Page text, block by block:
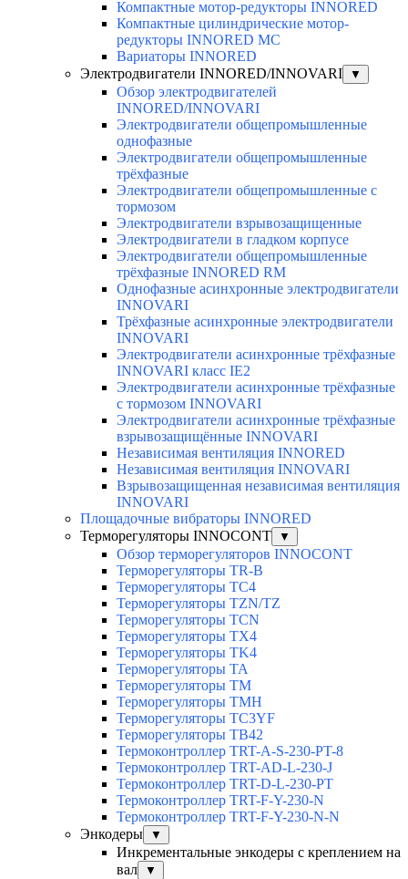
Компактные мотор-редукторы INNORED
Компактные цилиндрические мотор-
редукторы INNORED MC
Вариаторы INNORED
Электродвигатели INNORED/INNOVARI
▼
Обзор электродвигателей
INNORED/INNOVARI
Электродвигатели общепромышленные
однофазные
Электродвигатели общепромышленные
трёхфазные
Электродвигатели общепромышленные с
тормозом
Электродвигатели взрывозащищенные
Электродвигатели в гладком корпусе
Электродвигатели общепромышленные
трёхфазные INNORED RM
Однофазные асинхронные электродвигатели
INNOVARI
Трёхфазные асинхронные электродвигатели
INNOVARI
Электродвигатели асинхронные трёхфазные
INNOVARI класс IE2
Электродвигатели асинхронные трёхфазные
с тормозом INNOVARI
Электродвигатели асинхронные трёхфазные
взрывозащищённые INNOVARI
Независимая вентиляция INNORED
Независимая вентиляция INNOVARI
Взрывозащищенная независимая вентиляция
INNOVARI
Площадочные вибраторы INNORED
Терморегуляторы INNOCONT
▼
Обзор терморегуляторов INNOCONT
Терморегуляторы TR-B
Терморегуляторы TC4
Терморегуляторы TZN/TZ
Терморегуляторы TCN
Терморегуляторы TX4
Терморегуляторы TK4
Терморегуляторы TA
Терморегуляторы TM
Терморегуляторы TMH
Терморегуляторы TC3YF
Терморегуляторы TB42
Термоконтроллер TRT-A-S-230-PT-8
Термоконтроллер TRT-AD-L-230-J
Термоконтроллер TRT-D-L-230-PT
Термоконтроллер TRT-F-Y-230-N
Термоконтроллер TRT-F-Y-230-N-N
Энкодеры
▼
Инкрементальные энкодеры с креплением на
вал
▼